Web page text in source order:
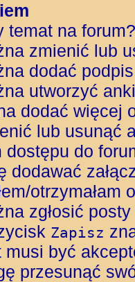
temat na forum?
zmienić lub
dodać
utworzyć
dodać więcej
lub usunąć
dostępu do
dodawać
otrzymałam
zgłosić
Zapisz
musi być
przesunąć